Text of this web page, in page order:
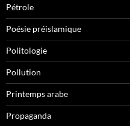
Pétrole
Poésie préislamique
Politologie
Pollution
Printemps arabe
Propaganda